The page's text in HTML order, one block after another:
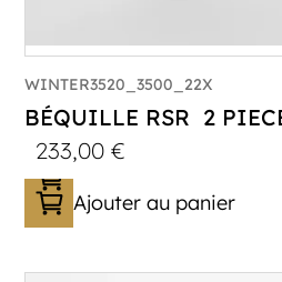
WINTER3520_3500_22X
BÉQUILLE RSR 2
233,00€
Ajouter au panier